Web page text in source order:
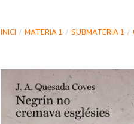
INICI MATERIA 1 SUBMATERIA 1